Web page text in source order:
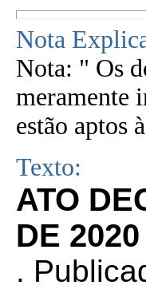
Nota
Nota: " Os
meramente
estão aptos
Texto:
ATO
DE 2020
.